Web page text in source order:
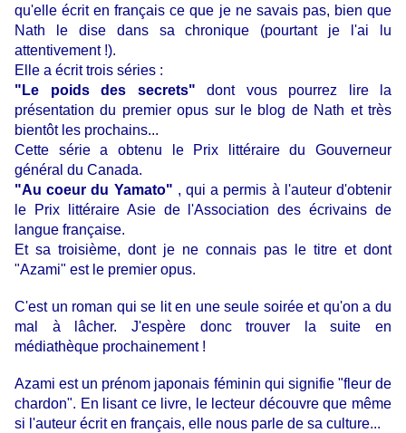
qu'elle écrit en français ce que je ne savais pas, bien que
Nath le dise dans sa chronique (pourtant je l'ai lu
attentivement !).
Elle a écrit trois séries :
"Le poids des secrets" dont vous pourrez lire la
présentation du premier opus sur le blog de Nath et très
bientôt les prochains...
Cette série a obtenu le Prix littéraire du Gouverneur
général du Canada.
"Au coeur du Yamato" , qui a permis à l'auteur d'obtenir
le Prix littéraire Asie de l'Association des écrivains de
langue française.
Et sa troisième, dont je ne connais pas le titre et dont
"Azami" est le premier opus.
C'est un roman qui se lit en une seule soirée et qu'on a du
mal à lâcher. J'espère donc trouver la suite en
médiathèque prochainement !
Azami est un prénom japonais féminin qui signifie "fleur de
chardon". En lisant ce livre, le lecteur découvre que même
si l'auteur écrit en français, elle nous parle de sa culture...